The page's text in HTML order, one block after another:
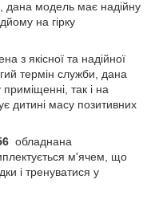
дана модель має надійну
на гірку
з якісної та надійної
термін служби, дана
так і на
дитині масу позитивних
обладнана
м'ячем, що
і тренуватися у